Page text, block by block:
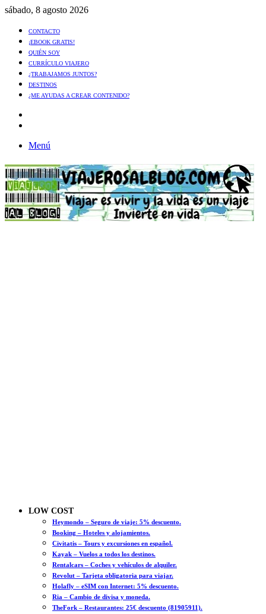
sábado, 8 agosto 2026
CONTACTO
¡EBOOK GRATIS!
QUIÉN SOY
CURRÍCULO VIAJERO
¿TRABAJAMOS JUNTOS?
DESTINOS
¿ME AYUDAS A CREAR CONTENIDO?
Menú
LOW COST
Heymondo – Seguro de viaje: 5% descuento.
Booking – Hoteles y alojamientos.
Civitatis – Tours y excursiones en español.
Kayak – Vuelos a todos los destinos.
Rentalcars – Coches y vehículos de alquiler.
Revolut – Tarjeta obligatoria para viajar.
Holafly – eSIM con Internet: 5% descuento.
Ria – Cambio de divisa y moneda.
TheFork – Restaurantes: 25€ descuento (81905911).